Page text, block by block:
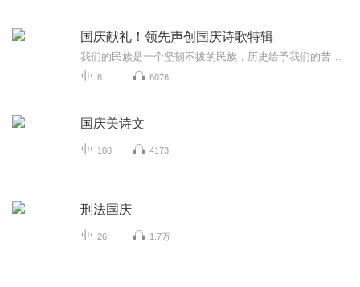
国庆献礼！领先声创国庆诗歌特辑
8 6076
国庆美诗文
108 4173
刑法国庆
26 1.7万